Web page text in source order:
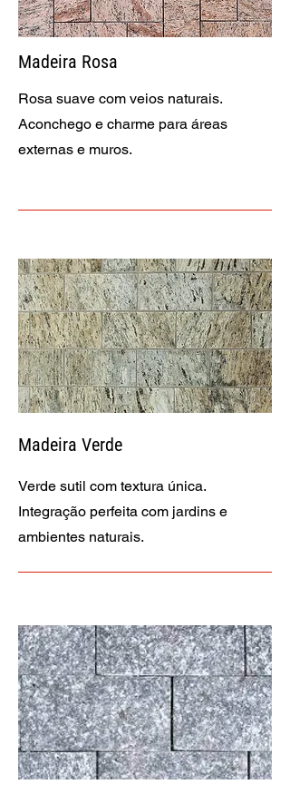
Madeira Rosa
Rosa suave com veios naturais.
Aconchego e charme para áreas
externas e muros.
Madeira Verde
Verde sutil com textura única.
Integração perfeita com jardins e
ambientes naturais.